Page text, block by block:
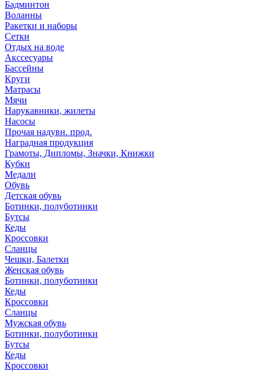
Бадминтон
Воланны
Ракетки и наборы
Сетки
Отдых на воде
Акссесуары
Бассейны
Круги
Матрасы
Мячи
Нарукавники, жилеты
Насосы
Прочая надувн. прод.
Наградная продукция
Грамоты, Дипломы, Значки, Книжки
Кубки
Медали
Обувь
Детская обувь
Ботинки, полуботинки
Бутсы
Кеды
Кроссовки
Сланцы
Чешки, Балетки
Женская обувь
Ботинки, полуботинки
Кеды
Кроссовки
Сланцы
Мужская обувь
Ботинки, полуботинки
Бутсы
Кеды
Кроссовки